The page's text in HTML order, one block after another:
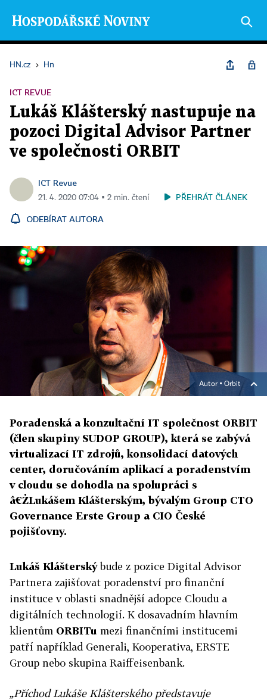
HN.cz › Hn
ICT REVUE
Lukáš Klášterský nastupuje na
pozoci Digital Advisor Partner
ve společnosti ORBIT
ICT Revue
21. 4. 2020 07:04 ▪ 2 min. čtení PŘEHRÁT ČLÁNEK
ODEBÍRAT AUTORA
Autor ▪ Orbit
Poradenská a konzultační IT společnost ORBIT
(člen skupiny SUDOP GROUP), která se zabývá
virtualizací IT zdrojů, konsolidací datových
center, doručováním aplikací a poradenstvím
v cloudu se dohodla na spolupráci s
â€ŻLukášem Klášterským, bývalým Group CTO
Governance Erste Group a CIO České
pojišťovny.
Lukáš Klášterskýbude z pozice Digital Advisor
Partnera zajišťovat poradenství pro finanční
instituce v oblasti snadnější adopce Cloudu a
digitálních technologií. K dosavadním hlavním
klientům ORBITu mezi finančními institucemi
patří například Generali, Kooperativa, ERSTE
Group nebo skupina Raiffeisenbank.
„Příchod Lukáše Klášterského představuje